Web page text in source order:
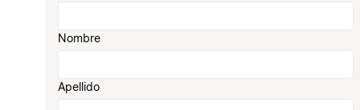
Nombre
Apellido